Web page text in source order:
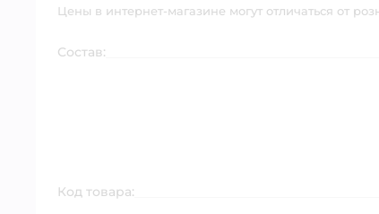
Цены в интернет-магазине могут отличаться от
Состав:
Код товара: